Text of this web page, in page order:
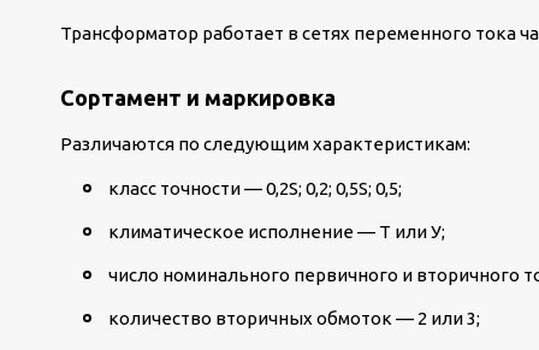
Трансформатор работает в сетях переменного тока
Сортамент и маркировка
Различаются по следующим характеристикам:
класс точности — 0,2S; 0,2; 0,5S; 0,5;
климатическое исполнение — Т или У;
число номинального первичного и вторичного
количество вторичных обмоток — 2 или 3;